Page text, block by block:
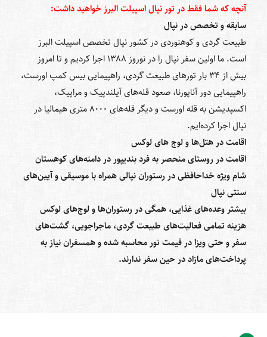
آنچه که شما فقط در تور نپال اسپیلت البرز خواهید داشت:
سابقه و تخصص در نپال
طبیعت گردی و کوهنوردی در کشور نپال تخصص اسپیلت البرز
است. ما اولین سفر نپال را در نوروز 1388 اجرا کردیم و تا امروز
بیش از 34 بار تورهای طبیعت گردی، راهپیمایی بیس کمپ اورست،
راهپیمایی دور آناپورنا، صعود قله‌های آیلندپیک و مراپیک،
اکسپدیشن به قله اورست و دیگر قله‌های 8000 متری هیمالیا در
نپال اجرا کرده‌ایم.
اقامت در هتل‌ها و لوج های لوکس
اقامت در روستای منحصر به فرد بندیپور در دامنه‌های کوهستان
شام ویژه خداحافظی در رستوران نپالی همراه با موسیقی و آیین‌های
سنتی نپال
بیشتر وعده‌های غذایی، همگی در رستوران‌ها و لوج‌های لوکس
هزینه تمامی فعالیت‌های طبیعت گردی، ماجراجویی، گشت‌های
سفر و حتی ویزا در قیمت تور محاسبه شده و همسفران نیاز به
پرداخت‌های مازاد در حین سفر ندارند.